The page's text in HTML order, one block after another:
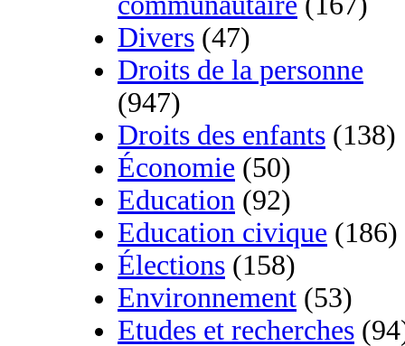
Divers (47)
Droits de la personne
(947)
Droits des enfants (138)
Économie (50)
Education (92)
Education civique (186)
Élections (158)
Environnement (53)
Etudes et recherches